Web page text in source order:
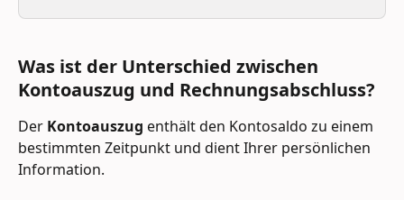
Was ist der Unterschied zwischen
Kontoauszug und Rechnungsabschluss?
Der Kontoauszug enthält den Kontosaldo zu einem
bestimmten Zeitpunkt und dient Ihrer persönlichen
Information.